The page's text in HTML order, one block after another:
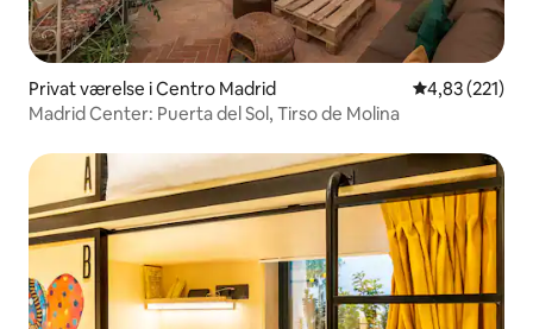
Privat værelse i Centro Madrid 4,83 ud af 5 i
4,83 (221)
Madrid Center: Puerta del Sol, Tirso de Molina